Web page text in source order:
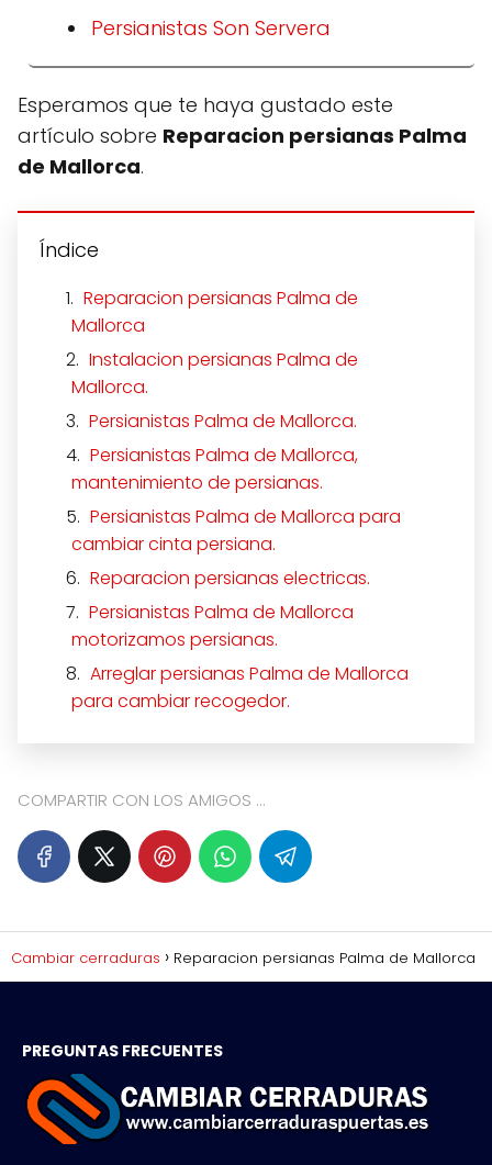
Persianistas Son Servera
Esperamos que te haya gustado este
artículo sobre Reparacion persianas Palma
de Mallorca.
Índice
Reparacion persianas Palma de
Mallorca
Instalacion persianas Palma de
Mallorca.
Persianistas Palma de Mallorca.
Persianistas Palma de Mallorca,
mantenimiento de persianas.
Persianistas Palma de Mallorca para
cambiar cinta persiana.
Reparacion persianas electricas.
Persianistas Palma de Mallorca
motorizamos persianas.
Arreglar persianas Palma de Mallorca
para cambiar recogedor.
COMPARTIR CON LOS AMIGOS ...
Cambiar cerraduras Reparacion persianas Palma de Mallorca
PREGUNTAS FRECUENTES